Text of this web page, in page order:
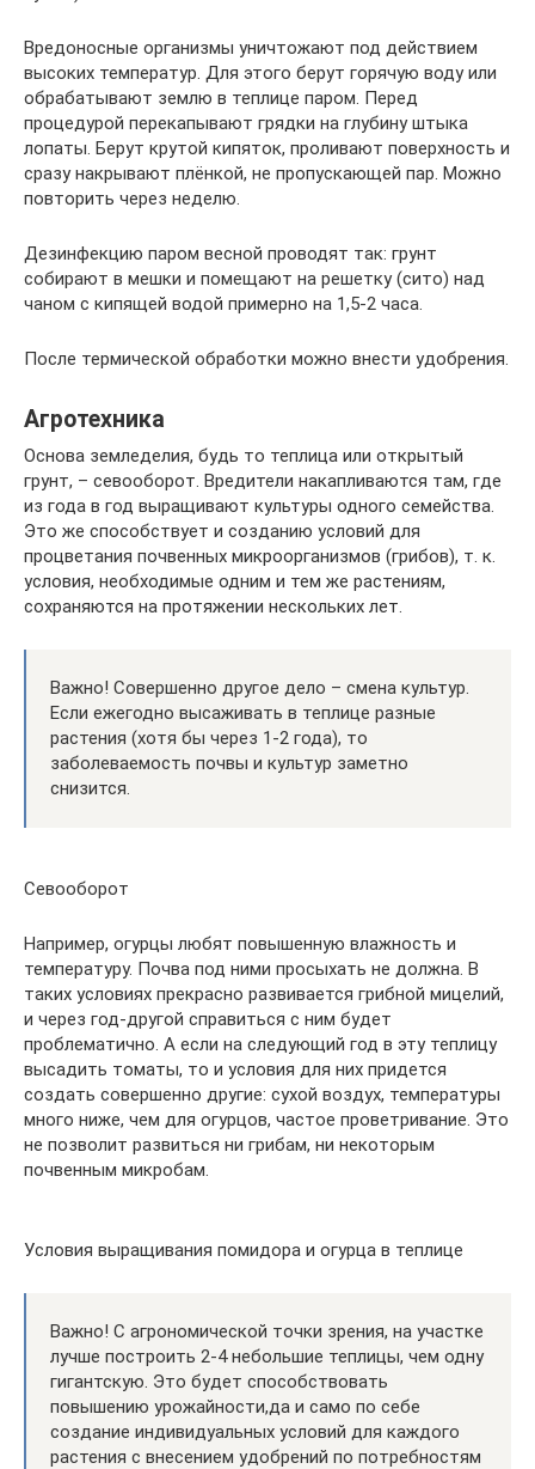
Вредоносные организмы уничтожают под действием
высоких температур. Для этого берут горячую воду или
обрабатывают землю в теплице паром. Перед
процедурой перекапывают грядки на глубину штыка
лопаты. Берут крутой кипяток, проливают поверхность и
сразу накрывают плёнкой, не пропускающей пар. Можно
повторить через неделю.
Дезинфекцию паром весной проводят так: грунт
собирают в мешки и помещают на решетку (сито) над
чаном с кипящей водой примерно на 1,5-2 часа.
После термической обработки можно внести удобрения.
Агротехника
Основа земледелия, будь то теплица или открытый
грунт, – севооборот. Вредители накапливаются там, где
из года в год выращивают культуры одного семейства.
Это же способствует и созданию условий для
процветания почвенных микроорганизмов (грибов), т. к.
условия, необходимые одним и тем же растениям,
сохраняются на протяжении нескольких лет.
Важно! Совершенно другое дело – смена культур.
Если ежегодно высаживать в теплице разные
растения (хотя бы через 1-2 года), то
заболеваемость почвы и культур заметно
снизится.
Севооборот
Например, огурцы любят повышенную влажность и
температуру. Почва под ними просыхать не должна. В
таких условиях прекрасно развивается грибной мицелий,
и через год-другой справиться с ним будет
проблематично. А если на следующий год в эту теплицу
высадить томаты, то и условия для них придется
создать совершенно другие: сухой воздух, температуры
много ниже, чем для огурцов, частое проветривание. Это
не позволит развиться ни грибам, ни некоторым
почвенным микробам.
Условия выращивания помидора и огурца в теплице
Важно! С агрономической точки зрения, на участке
лучше построить 2-4 небольшие теплицы, чем одну
гигантскую. Это будет способствовать
повышению урожайности,да и само по себе
создание индивидуальных условий для каждого
растения с внесением удобрений по потребностям